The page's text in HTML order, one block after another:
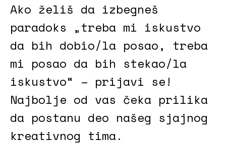
Ako želiš da izbegneš
paradoks „treba mi iskustvo
da bih dobio/la posao, treba
mi posao da bih stekao/la
iskustvo“ – prijavi se!
Najbolje od vas čeka prilika
da postanu deo našeg sjajnog
kreativnog tima.